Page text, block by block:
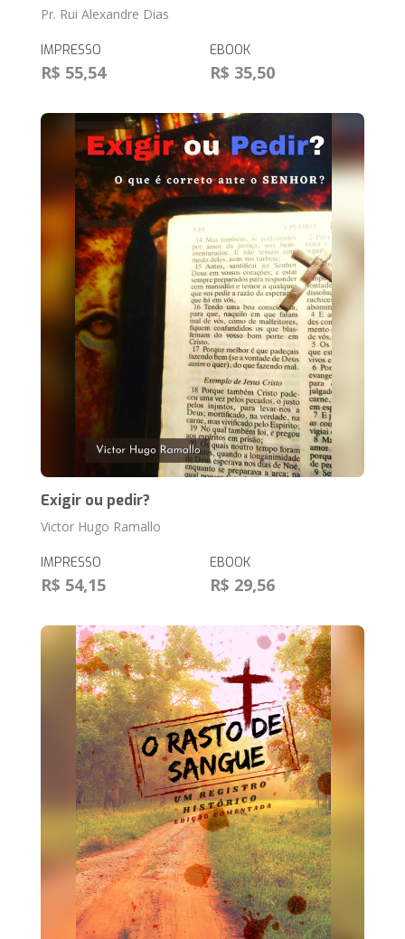
Pr. Rui Alexandre Dias
IMPRESSO
R$ 55,54
EBOOK
R$ 35,50
Exigir ou pedir?
Victor Hugo Ramallo
IMPRESSO
R$ 54,15
EBOOK
R$ 29,56